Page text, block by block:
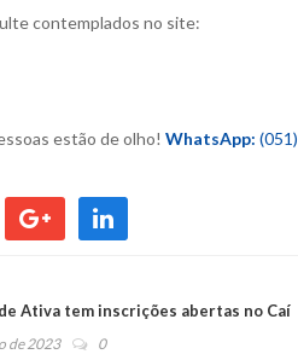
contemplados no site:
estão de olho! WhatsApp: (051)
Ativa tem inscrições abertas no Caí
de 2023 0